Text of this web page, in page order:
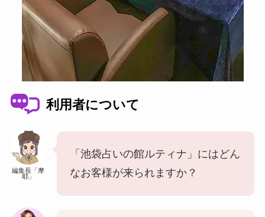
利用者について
編集長「摩
耶」
「池袋占いの館ルティナ」にはどん
なお客様が来られますか？